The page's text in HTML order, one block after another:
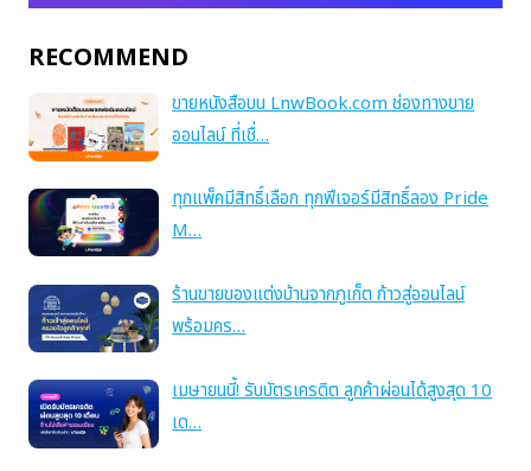
RECOMMEND
ขายหนังสือบน LnwBook.com ช่องทางขาย
ออนไลน์ ที่เชื่…
ทุกแพ็คมีสิทธิ์เลือก ทุกฟีเจอร์มีสิทธิ์ลอง Pride
M…
ร้านขายของแต่งบ้านจากภูเก็ต ก้าวสู่ออนไลน์
พร้อมคร…
เมษายนนี้! รับบัตรเครดิต ลูกค้าผ่อนได้สูงสุด 10
เด…